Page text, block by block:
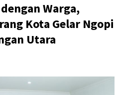
Warga,
Kota Gelar Ngopi
Utara